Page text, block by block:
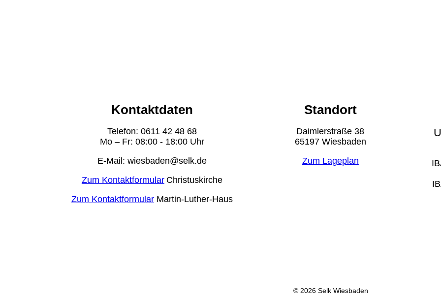
Kontaktdaten
Telefon: 0611 42 48 68
Mo – Fr: 08:00 - 18:00 Uhr
E-Mail: wiesbaden@selk.de
Zum Kontaktformular Christuskirche
Zum KontaktformularMartin-Luther-Haus
Standort
Daimlerstraße 38
65197 Wiesbaden
Zum Lageplan
© 2026 Selk Wiesbaden